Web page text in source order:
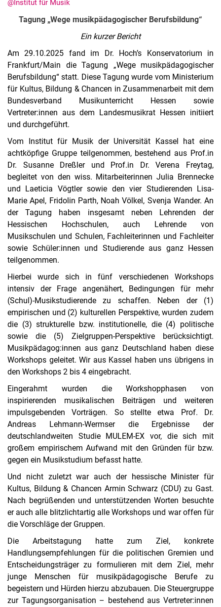
Aktuelles
Termine
@Institut für Musik
Tagung „Wege musikpädagogischer Berufsbildung“
Ein kurzer Bericht
Am 29.10.2025 fand im Dr. Hoch’s Konservatorium in
Frankfurt/Main die Tagung „Wege musikpädagogischer
Berufsbildung“ statt. Diese Tagung wurde vom Ministerium
für Kultus, Bildung & Chancen in Zusammenarbeit mit dem
Bundesverband Musikunterricht Hessen sowie
Vertreter:innen aus dem Landesmusikrat Hessen initiiert
und durchgeführt.
Vom Institut für Musik der Universität Kassel hat eine
achtköpfige Gruppe teilgenommen, bestehend aus Prof.in
Dr. Susanne Dreßler und Prof.in Dr. Verena Freytag,
begleitet von den wiss. Mitarbeiterinnen Julia Brennecke
und Laeticia Vögtler sowie den vier Studierenden Lisa-
Marie Apel, Fridolin Parth, Noah Völkel, Svenja Wander. An
der Tagung haben insgesamt neben Lehrenden der
Hessischen Hochschulen, auch Lehrende von
Musikschulen und Schulen, Fachleiterinnen und Fachleiter
sowie Schüler:innen und Studierende aus ganz Hessen
teilgenommen.
Hierbei wurde sich in fünf verschiedenen Workshops
intensiv der Frage angenähert, Bedingungen für mehr
(Schul)-Musikstudierende zu schaffen. Neben der (1)
empirischen und (2) kulturellen Perspektive, wurden zudem
die (3) strukturelle bzw. institutionelle, die (4) politische
sowie die (5) Zielgruppen-Perspektive berücksichtigt.
Musikpädagog:innen aus ganz Deutschland haben diese
Workshops geleitet. Wir aus Kassel haben uns übrigens in
den Workshops 2 bis 4 eingebracht.
Eingerahmt wurden die Workshopphasen von
inspirierenden musikalischen Beiträgen und weiteren
impulsgebenden Vorträgen. So stellte etwa Prof. Dr.
Andreas Lehmann-Wermser die Ergebnisse der
deutschlandweiten Studie MULEM-EX vor, die sich mit
großem empirischem Aufwand mit den Gründen für bzw.
gegen ein Musikstudium befasst hatte.
Und nicht zuletzt war auch der hessische Minister für
Kultus, Bildung & Chancen Armin Schwarz (CDU) zu Gast.
Nach begrüßenden und unterstützenden Worten besuchte
er auch alle blitzlichtartig alle Workshops und war offen für
die Vorschläge der Gruppen.
Die Arbeitstagung hatte zum Ziel, konkrete
Handlungsempfehlungen für die politischen Gremien und
Entscheidungsträger zu formulieren mit dem Ziel, mehr
junge Menschen für musikpädagogische Berufe zu
begeistern und Hürden hierzu abzubauen. Die Steuergruppe
zur Tagungsorganisation – bestehend aus Vertreter:innen